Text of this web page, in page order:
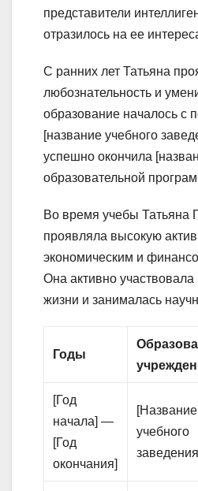
представители
отразилось на ее
С ранних лет Татьяна
любознательность и
образование началось с
[название учебного
успешно окончила
образовательной
Во время учебы Татьяна
проявляла высокую
экономическим и
Она активно участвовала
жизни и занималась
Годы
[Год
начала] —
[Год
окончания]
[Название
учебного